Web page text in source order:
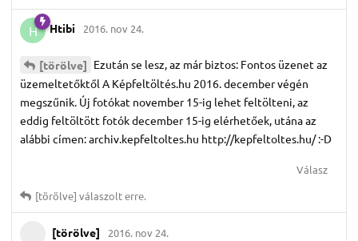
H Htibi 2016. nov 24.
[törölve] Ezután se lesz, az már biztos: Fontos üzenet az
üzemeltetőktől A Képfeltöltés.hu 2016. december végén
megszűnik. Új fotókat november 15-ig lehet feltölteni, az
eddig feltöltött fotók december 15-ig elérhetőek, utána az
alábbi címen: archiv.kepfeltoltes.hu http://kepfeltoltes.hu/ :-D
Válasz
[törölve] válaszolt erre.
[törölve] 2016. nov 24.